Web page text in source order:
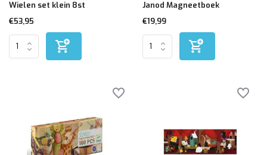
Wielen set klein 8st
€53,95
Janod Magneetboek
€19,99